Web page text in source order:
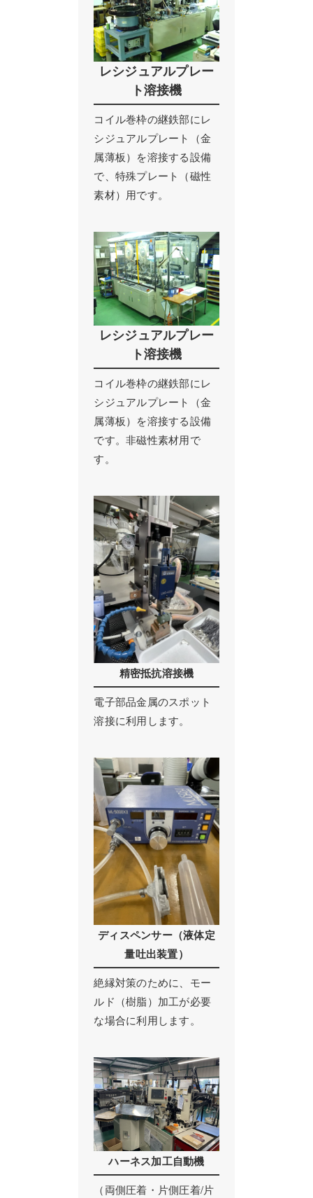
レシジュアルプレー
ト溶接機
コイル巻枠の継鉄部にレ
シジュアルプレート（金
属薄板）を溶接する設備
で、特殊プレート（磁性
素材）用です。
レシジュアルプレー
ト溶接機
コイル巻枠の継鉄部にレ
シジュアルプレート（金
属薄板）を溶接する設備
です。非磁性素材用で
す。
精密抵抗溶接機
電子部品金属のスポット
溶接に利用します。
ディスペンサー（液体定
量吐出装置）
絶縁対策のために、モー
ルド（樹脂）加工が必要
な場合に利用します。
ハーネス加工自動機
（両側圧着・片側圧着/片